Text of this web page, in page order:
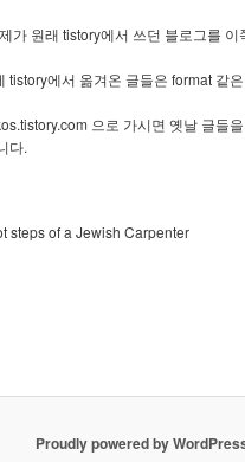
가 원래 tistory에서 쓰던 블로그를 이
tistory에서 옮겨온 글들은 format 같
으로 가시면 옛날 글들
다.
steps of a Jewish Carpenter
Proudly powered by